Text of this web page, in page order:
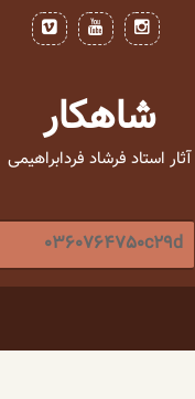
شاهکار
آثار استاد فرشاد فردابراهیمی
جستجو
برای